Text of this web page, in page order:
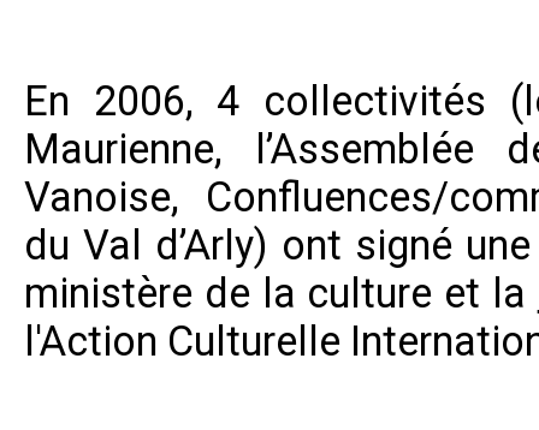
En 2006, 4 collectivités
Maurienne, l’Assemblée
Vanoise, Confluences/
du Val d’Arly) ont signé
ministère de la culture et la
l'Action Culturelle